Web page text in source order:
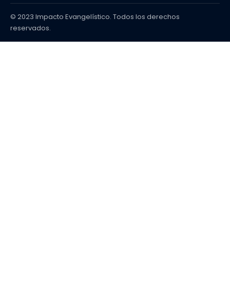
© 2023 Impacto Evangelístico. Todos los derechos
reservados.